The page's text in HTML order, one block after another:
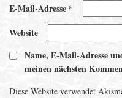
E-Mail-Adresse *
Website
Name, E-Mail-Adresse
meinen nächsten
Diese Website verwendet